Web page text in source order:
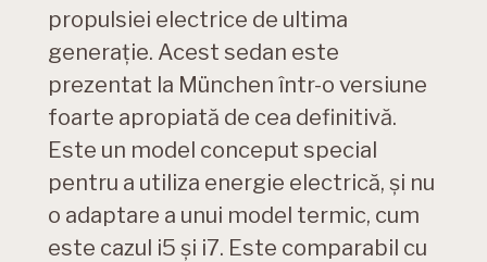
propulsiei electrice de ultima
generație. Acest sedan este
prezentat la München într-o versiune
foarte apropiată de cea definitivă.
Este un model conceput special
pentru a utiliza energie electrică, și nu
o adaptare a unui model termic, cum
este cazul i5 și i7. Este comparabil cu